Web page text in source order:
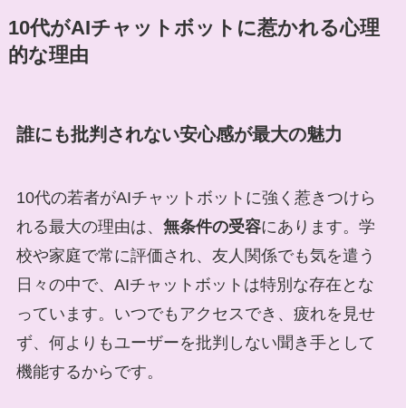
10代がAIチャットボットに惹かれる心理
的な理由
誰にも批判されない安心感が最大の魅力
10代の若者がAIチャットボットに強く惹きつけら
れる最大の理由は、 無条件の受容にあります。学
校や家庭で常に評価され、友人関係でも気を遣う
日々の中で、AIチャットボットは特別な存在とな
っています。いつでもアクセスでき、疲れを見せ
ず、何よりもユーザーを批判しない聞き手として
機能するからです。